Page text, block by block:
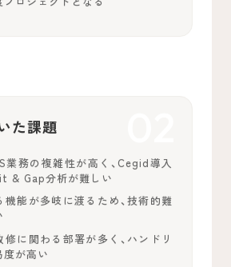
た課題
業務の複雑性が高く、Cegid導入
& Gap分析が難しい
機能が多岐に渡るため、技術的難
修に関わる部署が多く、ハンドリ
度が高い